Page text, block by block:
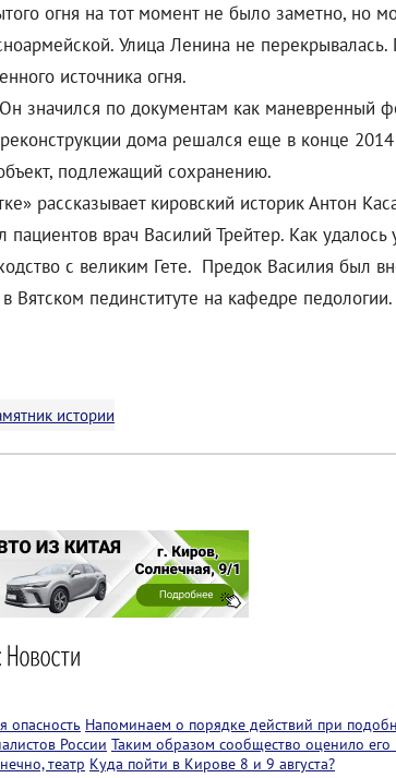
огня на тот момент не было заметно, но
Улица Ленина не
источника огня.
значился по документам как маневренный
дома решался еще в конце
подлежащий сохранению.
рассказывает кировский историк Антон
врач Василий Трейтер. Как
с великим Гете. Предок Василия был
пединституте на кафедре
истории
опасность Напоминаем о порядке действий при
России Таким образом сообщество оценило
театр Куда пойти в Кирове 8 и 9 августа?